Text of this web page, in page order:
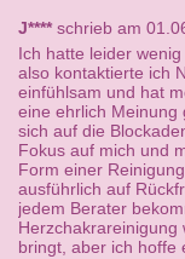
J****schrieb am
Ich hatte leider
also kontaktierte ich
einfühlsam und hat
eine ehrlich Meinung
sich auf die
Fokus auf mich und
Form einer
ausführlich auf
jedem Berater
Herzchakrareinigung
bringt, aber ich hoffe